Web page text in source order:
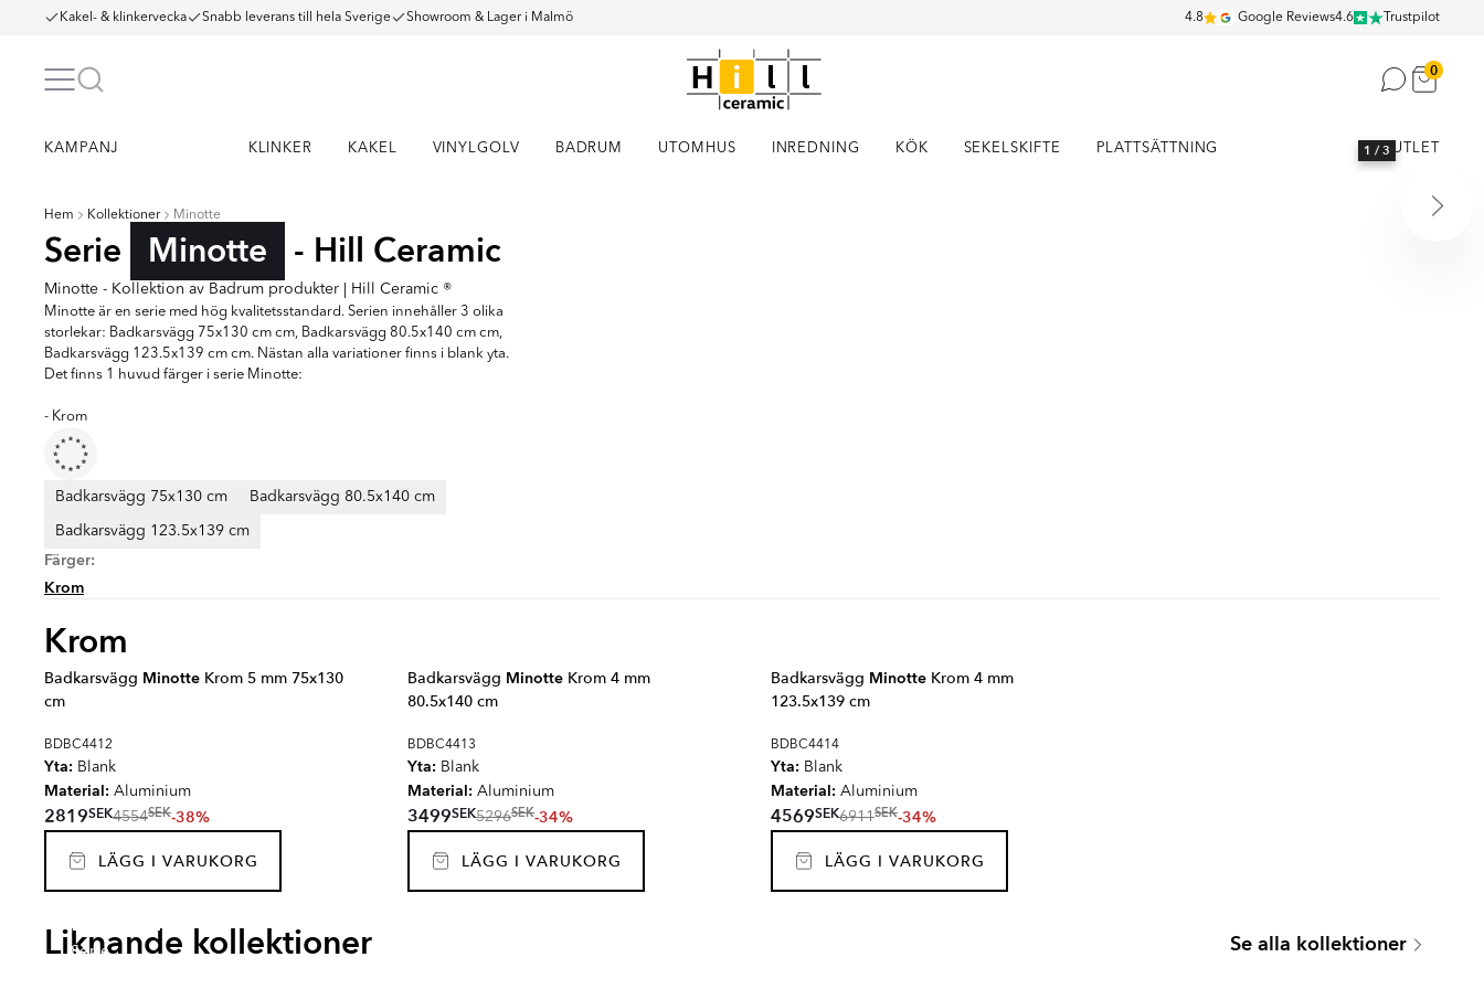
Kakel- & klinkervecka Snabb leverans till hela Sverige Showroom & Lager i Malmö 4.8 Google Reviews4.6 Trustpilot
0
KAMPANJ KLINKER KAKEL VINYLGOLV BADRUM UTOMHUS INREDNING KÖK SEKELSKIFTE PLATTSÄTTNING OUTLET
Hem Kollektioner Minotte
Serie Minotte - Hill Ceramic
Minotte - Kollektion av Badrum produkter | Hill Ceramic ®
Minotte är en serie med hög kvalitetsstandard. Serien innehåller 3 olika
storlekar: Badkarsvägg 75x130 cm cm, Badkarsvägg 80.5x140 cm cm,
Badkarsvägg 123.5x139 cm cm. Nästan alla variationer finns i blank yta.
Det finns 1 huvud färger i serie Minotte:
- Krom
Badkarsvägg 75x130 cm Badkarsvägg 80.5x140 cm
Badkarsvägg 123.5x139 cm
Färger:
Krom
1 / 3
Krom
Badkarsvägg Minotte Krom 5 mm 75x130
cm
BDBC4412
Yta: Blank
Material: Aluminium
2819SEK4554SEK-38%
LÄGG I VARUKORG
Badkarsvägg Minotte Krom 4 mm
80.5x140 cm
BDBC4413
Yta: Blank
Material: Aluminium
3499SEK5296SEK-34%
LÄGG I VARUKORG
Badkarsvägg Minotte Krom 4 mm
123.5x139 cm
BDBC4414
Yta: Blank
Material: Aluminium
4569SEK6911SEK-34%
LÄGG I VARUKORG
Liknande kollektioner Se alla kollektioner
Serie
LOCARNO
Serie